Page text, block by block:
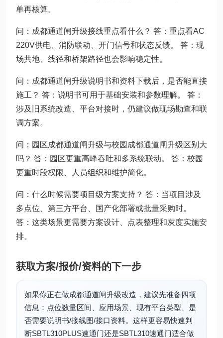
单再核算。
问：成都通道闸升级接线重点看什么？ 答：重点看AC
220V供电、消防联动、开门信号和状态反馈。 答：现
场共地、线径和桥架路径也会影响稳定性。
问：成都通道闸升级说明书和资料下载后，是否能直接
施工？ 答：说明书可用于基础安装和参数理解。 答：
涉及旧系统改造、平台对接时，仍建议做现场勘查和联
调方案。
问：园区成都通道闸升级与校园成都通道闸升级区别大
吗？ 答：园区更重高峰吞吐和多系统联动。 答：校园
更重时段权限、人员组织和维护简化。
问：什么时候需要项目级方案支持？ 答：当项目涉及
多点位、第三方平台、国产化部署或批量采购时。
答：这类场景更需要方案设计、点表整理和灰度实施安
排。
获取方案/报价/资料的下一步
如果你正在做成都通道闸升级改造，建议先准备四项
信息：点位数量区间、应用场景、现有平台类型、是
否需要说明书/接线图/接口资料。这样更容易快速判
断SBTL310PLUS速通门还是SBTL310速通门适合做